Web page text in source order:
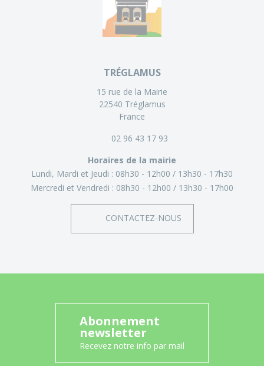
TRÉGLAMUS
15 rue de la Mairie
22540 Tréglamus
France
02 96 43 17 93
Horaires de la mairie
Lundi, Mardi et Jeudi : 08h30 - 12h00
13h30 - 17h30
Mercredi et Vendredi : 08h30 - 12h00 13h30 - 17h00
CONTACTEZ-NOUS
Abonnement
newsletter
Recevez notre info par mail